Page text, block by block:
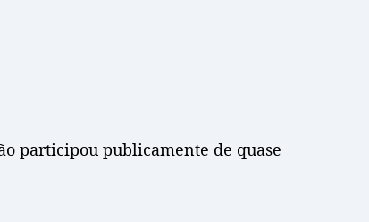
participou publicamente de quase